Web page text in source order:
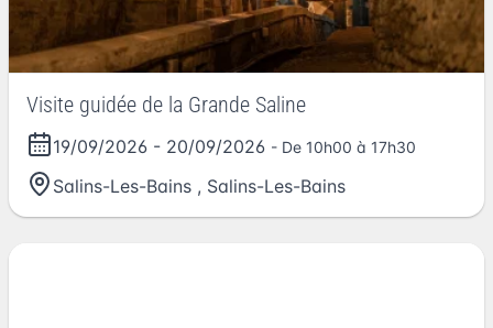
Visite guidée de la Grande Saline
19/09/2026 - 20/09/2026 - De 10h00 à 17h30
Salins-Les-Bains , Salins-Les-Bains